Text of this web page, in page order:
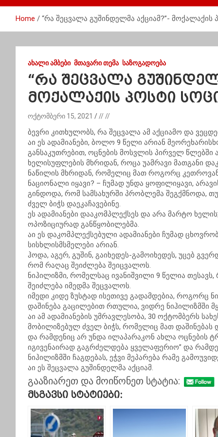
Home “რა შეცვალა გუშინდელმა აქციამ?”-
ᲐᲮᲐᲚᲘ ᲐᲛᲑᲔᲑᲘ ᲛᲗᲐᲕᲐᲠᲘ ᲗᲔᲛᲐ ᲡᲐᲖᲝᲒᲐᲓᲝᲔᲑᲐ
“რა შეცვალა
მოქალაქის პოსტი
ოქტომბერი 15, 2021 // //
ბევრი კითხულობს, რა შეცვალა ამ აქციამო და
აი ეს ადამიანები, ბოლო 9 წელი არიან
განსაკუთრებით, ოცნების მოსვლის პირველ
ხელისუფლების მხრიდან, როცა უამრავი მათგანი
ნაწილის მხრიდან, რომელიც მათ როგორც
ნაციონალი იყავი? – ჩუმად უნდა ყოფილიყავი,
გინდოდა, რომ სამსახურში პრობლემა შეგქმნოდა,
ძველ ბიჭს დაეკაჩავებინე.
ეს ადამიანები დააკომპლექსეს და არა მარტო
ოპოზიციურად განწყობილებმა.
აი ეს დაკომპლექსებული ადამიანები ჩუმად
სისხლისმსმელები არიან.
ჰოდა, აგერ, გუშინ, გაიხედეს-გამოიხედეს, უცებ
რომ რაღაც შეიძლება შეიცვალოს.
ნიჰილიზმი, რომელსაც ივანიშვილი 9 წელია
შეიძლება იმედმა შეცვალოს.
იმედი კიდე ზუსტად ისეთივე გადამდებია, როგორც
დაშინება გაცილებით რთულია, ვიდრე ნიჰილიზმში
აი ამ ადამიანების უმრავლესობა, 30 ოქტომბერს
მობილიზებულ ძველ ბიჭს, რომელიც მათ დაშინებას
და რამდენიც არ უნდა ილაპარაკონ ახლა ოცნების
იგივენაირად გაგრძელდება ყველაფერიო” და
ნიჰილიზმში ჩაგდებას, ეჭვი მეპარება რამე
აი ეს შეცვალა გუშინდელმა აქციამ.
გააზიარეთ და მოიწონეთ სტატია:
Მსგავსი Სტატიები: